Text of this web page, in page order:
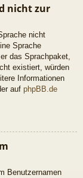
nicht zur
nicht
Sprache
das Sprachpaket,
existiert, würden
Informationen
auf phpBB.de
Benutzernamen